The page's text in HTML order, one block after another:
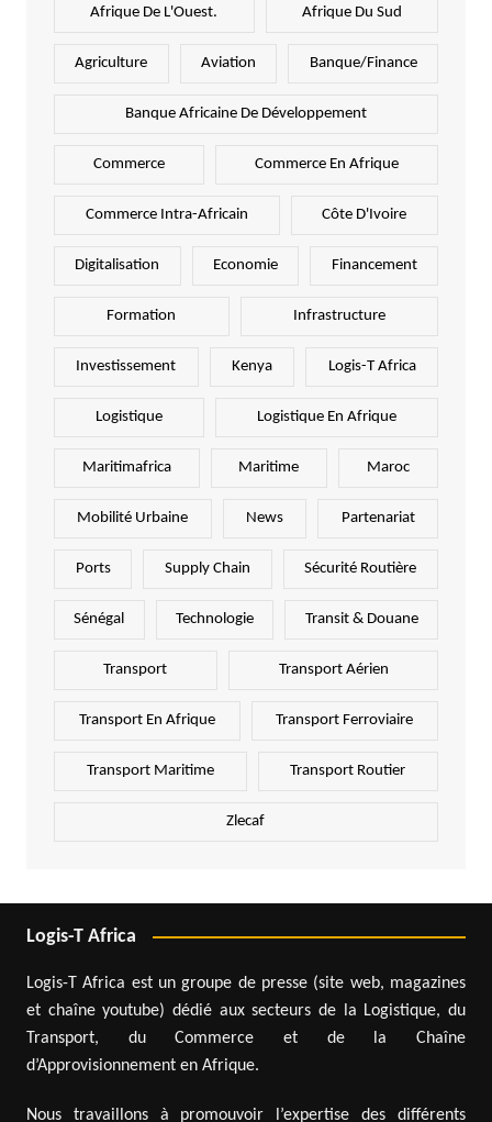
Afrique De L'Ouest. Afrique Du Sud
Agriculture Aviation Banque/Finance
Banque Africaine De Développement
Commerce Commerce En Afrique
Commerce Intra-Africain Côte D'Ivoire
Digitalisation Economie Financement
Formation Infrastructure
Investissement Kenya Logis-T Africa
Logistique Logistique En Afrique
Maritimafrica Maritime Maroc
Mobilité Urbaine News Partenariat
Ports Supply Chain Sécurité Routière
Sénégal Technologie Transit & Douane
Transport Transport Aérien
Transport En Afrique Transport Ferroviaire
Transport Maritime Transport Routier
Zlecaf
Logis-T Africa
Logis-T Africa est un groupe de presse (site web, magazines
et chaîne youtube) dédié aux secteurs de la Logistique, du
Transport, du Commerce et de la Chaîne
d’Approvisionnement en Afrique.
Nous travaillons à promouvoir l’expertise des différents